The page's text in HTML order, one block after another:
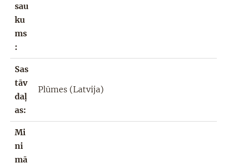
sau
ku
ms
:
Sas
tāv
daļ
as:
Plūmes (Latvija)
Mi
ni
mā